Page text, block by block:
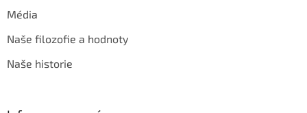
Média
Naše filozofie a hodnoty
Naše historie